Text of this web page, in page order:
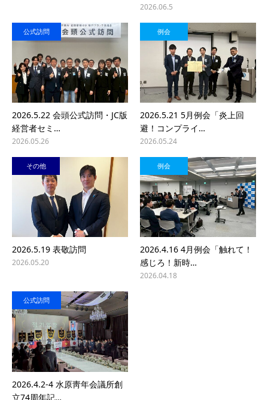
2026.06.5
公式訪問
2026.5.22 会頭公式訪問・JC版
経営者セミ…
2026.05.26
例会
2026.5.21 5月例会「炎上回
避！コンプライ…
2026.05.24
その他
2026.5.19 表敬訪問
2026.05.20
例会
2026.4.16 4月例会「触れて！
感じろ！新時…
2026.04.18
公式訪問
2026.4.2-4 水原靑年会議所創
立74周年記…